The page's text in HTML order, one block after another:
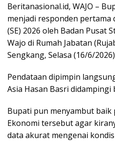
Beritanasional.id, WAJO –
menjadi responden pertama
(SE) 2026 oleh Badan Pusat
Wajo di Rumah Jabatan
Sengkang, Selasa (16/6/
Pendataan dipimpin
Asia Hasan Basri didampingi
Bupati pun menyambut baik
Ekonomi tersebut agar
data akurat mengenai